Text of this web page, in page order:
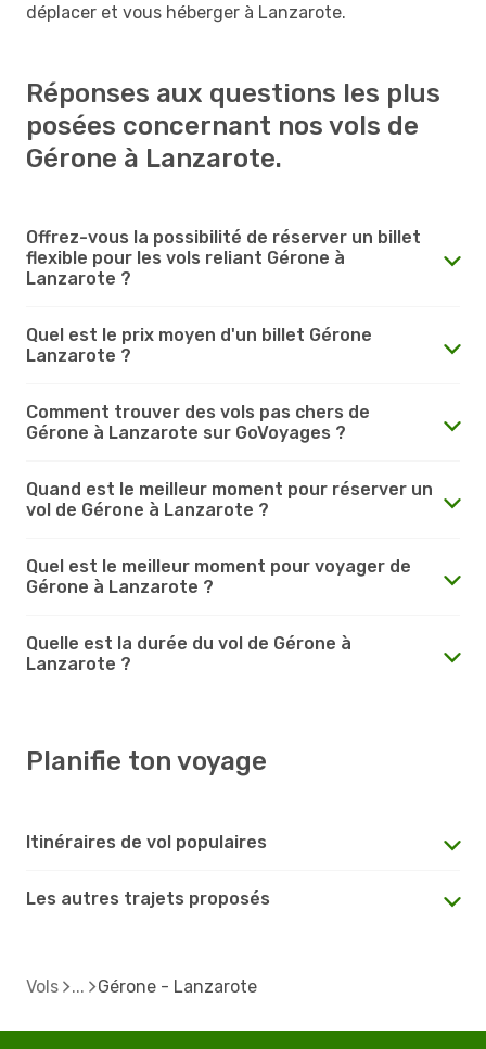
déplacer et vous héberger à Lanzarote.
Réponses aux questions les plus
posées concernant nos vols de
Gérone à Lanzarote.
Offrez-vous la possibilité de réserver un billet
flexible pour les vols reliant Gérone à
Lanzarote ?
Quel est le prix moyen d'un billet Gérone
Lanzarote ?
Comment trouver des vols pas chers de
Gérone à Lanzarote sur GoVoyages ?
Quand est le meilleur moment pour réserver un
vol de Gérone à Lanzarote ?
Quel est le meilleur moment pour voyager de
Gérone à Lanzarote ?
Quelle est la durée du vol de Gérone à
Lanzarote ?
Planifie ton voyage
Itinéraires de vol populaires
Les autres trajets proposés
Vols Gérone - Lanzarote